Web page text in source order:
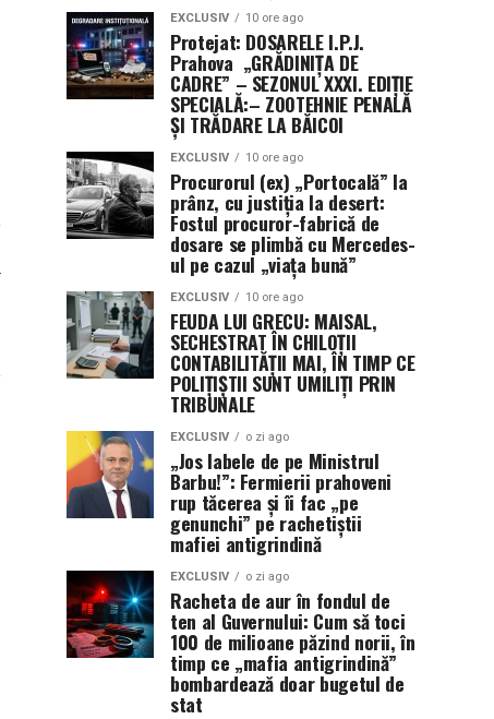
EXCLUSIV 10 ore ago
Protejat: DOSARELE I.P.J.
Prahova „GRĂDINIȚA DE
CADRE” – SEZONUL XXXI. EDIȚIE
SPECIALĂ:– ZOOTEHNIE PENALĂ
ȘI TRĂDARE LA BĂICOI
EXCLUSIV 10 ore ago
Procurorul (ex) „Portocală” la
prânz, cu justiția la desert:
Fostul procuror-fabrică de
dosare se plimbă cu Mercedes-
ul pe cazul „viața bună”
EXCLUSIV 10 ore ago
FEUDA LUI GRECU: MAISAL,
SECHESTRAT ÎN CHILOȚII
CONTABILITĂȚII MAI, ÎN TIMP CE
POLIȚIȘTII SUNT UMILIȚI PRIN
TRIBUNALE
EXCLUSIV o zi ago
„Jos labele de pe Ministrul
Barbu!”: Fermierii prahoveni
rup tăcerea și îi fac „pe
genunchi” pe rachetiștii
mafiei antigrindină
EXCLUSIV o zi ago
Racheta de aur în fondul de
ten al Guvernului: Cum să toci
100 de milioane păzind norii, în
timp ce „mafia antigrindină”
bombardează doar bugetul de
stat